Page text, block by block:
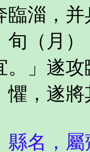
臨淄，
旬（月
。」遂
懼，遂
名，